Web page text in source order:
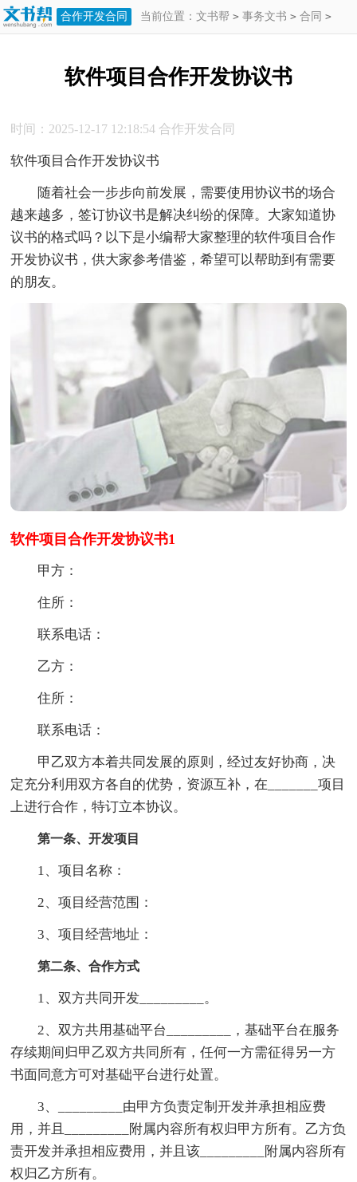
合作开发合同 当前位置： 文书帮 > 事务文书 > 合同 >
书
软件项目合作开发协议书
时间：2025-12-17 12:18:54 合作开发合同
软件项目合作开发协议书
随着社会一步步向前发展，需要使用协议书的场合
越来越多，签订协议书是解决纠纷的保障。大家知道协
议书的格式吗？以下是小编帮大家整理的软件项目合作
开发协议书，供大家参考借鉴，希望可以帮助到有需要
的朋友。
软件项目合作开发协议书1
甲方：
住所：
联系电话：
乙方：
住所：
联系电话：
甲乙双方本着共同发展的原则，经过友好协商，决
定充分利用双方各自的优势，资源互补，在_______项目
上进行合作，特订立本协议。
第一条、开发项目
1、项目名称：
2、项目经营范围：
3、项目经营地址：
第二条、合作方式
1、双方共同开发_________。
2、双方共用基础平台_________，基础平台在服务
存续期间归甲乙双方共同所有，任何一方需征得另一方
书面同意方可对基础平台进行处置。
3、_________由甲方负责定制开发并承担相应费
用，并且_________附属内容所有权归甲方所有。乙方负
责开发并承担相应费用，并且该_________附属内容所有
权归乙方所有。